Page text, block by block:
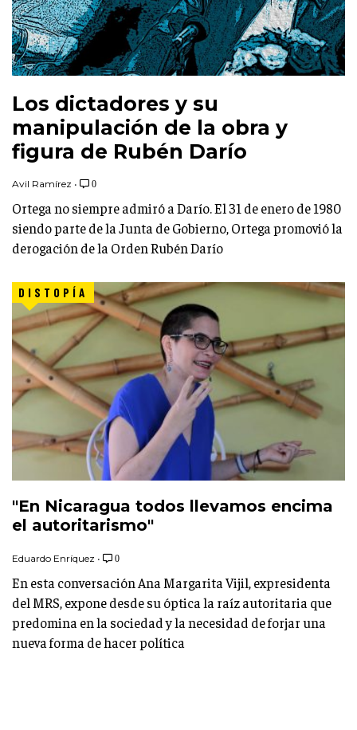
Los dictadores y su
manipulación de la obra y
figura de Rubén Darío
Avil Ramírez • 0
Ortega no siempre admiró a Darío. El 31 de enero de 1980
siendo parte de la Junta de Gobierno, Ortega promovió la
derogación de la Orden Rubén Darío
DISTOPÍA
"En Nicaragua todos llevamos encima
el autoritarismo"
Eduardo Enríquez • 0
En esta conversación Ana Margarita Vijil, expresidenta
del MRS, expone desde su óptica la raíz autoritaria que
predomina en la sociedad y la necesidad de forjar una
nueva forma de hacer política